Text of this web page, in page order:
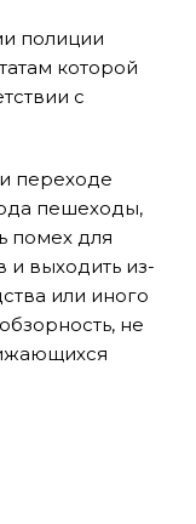
полиции
которой
с
переходе
пешеходы,
помех для
и выходить из-
или иного
не